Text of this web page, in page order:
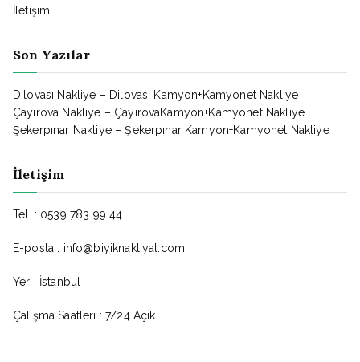
İletişim
Son Yazılar
Dilovası Nakliye – Dilovası Kamyon+Kamyonet Nakliye
Çayırova Nakliye – ÇayırovaKamyon+Kamyonet Nakliye
Şekerpınar Nakliye – Şekerpınar Kamyon+Kamyonet Nakliye
İletişim
Tel. : 0539 783 99 44
E-posta : info@biyiknakliyat.com
Yer : İstanbul
Çalışma Saatleri : 7/24 Açık